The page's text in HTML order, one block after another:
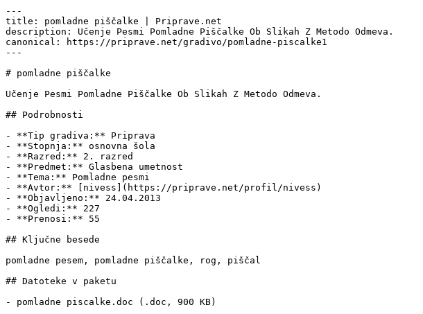
---
title: pomladne piščalke | Priprave.net
description: Učenje Pesmi Pomladne Piščalke Ob Slikah Z Metodo Odmeva.
canonical: https://priprave.net/gradivo/pomladne-piscalke1
---
# pomladne piščalke
Učenje Pesmi Pomladne Piščalke Ob Slikah Z Metodo Odmeva.
## Podrobnosti
- **Tip gradiva:** Priprava
- **Stopnja:** osnovna šola
- **Razred:** 2. razred
- **Predmet:** Glasbena umetnost
- **Tema:** Pomladne pesmi
- **Avtor:** [nivess](https://priprave.net/profil/nivess)
- **Objavljeno:** 24.04.2013
- **Ogledi:** 227
- **Prenosi:** 55
## Ključne besede
pomladne pesem, pomladne piščalke, rog, piščal
## Datoteke v paketu
- pomladne piscalke.doc (.doc, 900 KB)